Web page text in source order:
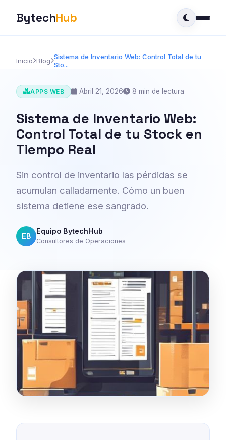
BytechHub
Inicio Blog Sistema de Inventario Web: Control Total de tu
Sto...
APPS WEB Abril 21, 2026 8 min de lectura
Sistema de Inventario Web:
Control Total de tu Stock en
Tiempo Real
Sin control de inventario las pérdidas se
acumulan calladamente. Cómo un buen
sistema detiene ese sangrado.
EB
Equipo BytechHub
Consultores de Operaciones